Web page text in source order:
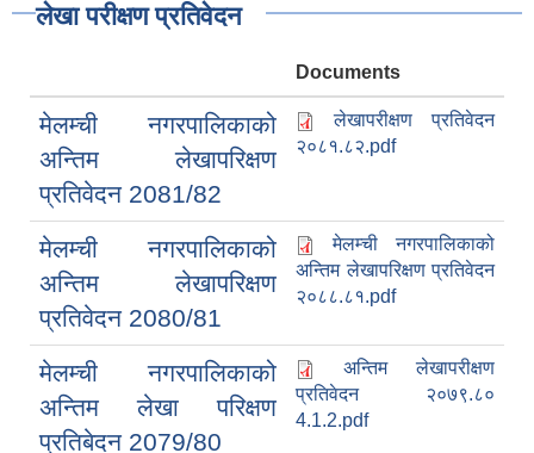
लेखा परीक्षण प्रतिवेदन
Documents
मेलम्ची नगरपालिकाको
अन्तिम लेखापरिक्षण
प्रतिवेदन 2081/82
लेखापरीक्षण प्रतिवेदन
२०८१.८२.pdf
मेलम्ची नगरपालिकाको
अन्तिम लेखापरिक्षण
प्रतिवेदन 2080/81
मेलम्ची नगरपालिकाको
अन्तिम लेखापरिक्षण प्रतिवेदन
२०८८.८१.pdf
मेलम्ची नगरपालिकाको
अन्तिम लेखा परिक्षण
प्रतिबेदन 2079/80
अन्तिम लेखापरीक्षण
प्रतिवेदन २०७९.८०
4.1.2.pdf